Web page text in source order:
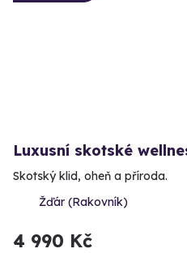
Luxusní skotské
Skotský klid, oheň a příroda.
Žďár (Rakovník)
4 990 Kč